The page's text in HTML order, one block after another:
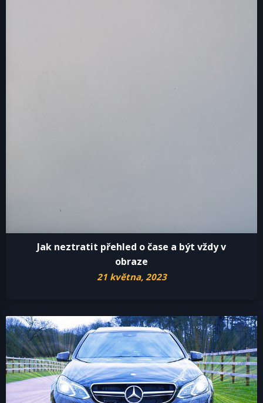
Jak neztratit přehled o čase a být vždy v
obraze
21 května, 2023